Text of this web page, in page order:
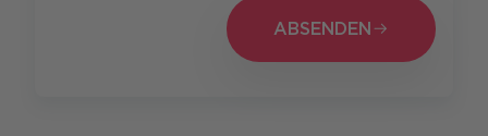
ABSENDEN
ABSENDEN